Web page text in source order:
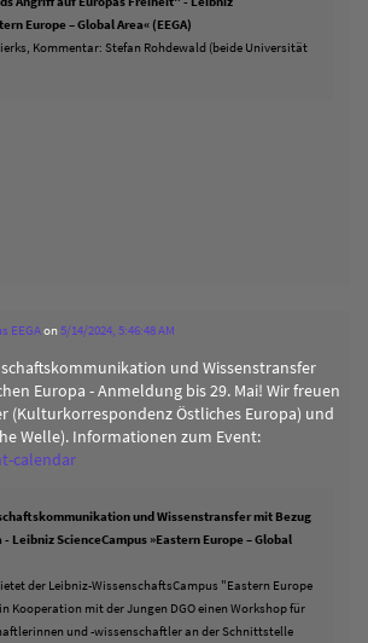
Europe – Global Area« (EEGA)
Kommentar: Stefan Rohdewald (beide Universität
EEGAon5/14/2024, 5:46:48 AM
und Wissenstransfer
Europa - Anmeldung bis 29. Mai! Wir freuen
(Kulturkorrespondenz Östliches Europa) und
Welle). Informationen zum Event:
calendar
und Wissenstransfer mit Bezug
Leibniz ScienceCampus »Eastern Europe – Global
der Leibniz-WissenschaftsCampus "Eastern Europe
Kooperation mit der Jungen DGO einen Workshop für
und -wissenschaftler an der Schnittstelle